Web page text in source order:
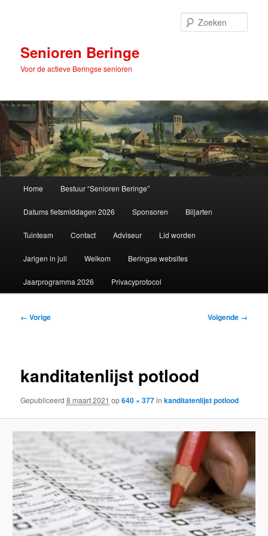
inhoudSenioren Beringe
Voor de actieve Beringse senioren
Home Bestuur “Senioren Beringe”
Datums fietsmiddagen 2026 Sponsoren Biljarten
Tuinteam Contact Adviseur Lid worden
Jarigen in juli Welkom Beringse websites
Jaarprogramma 2026 Privacyprotocol
Afbeeldingsnavigatie
← Vorige Volgende →
kanditatenlijst potlood
Gepubliceerd8 maart 2021 op640 × 377inkanditatenlijst potlood